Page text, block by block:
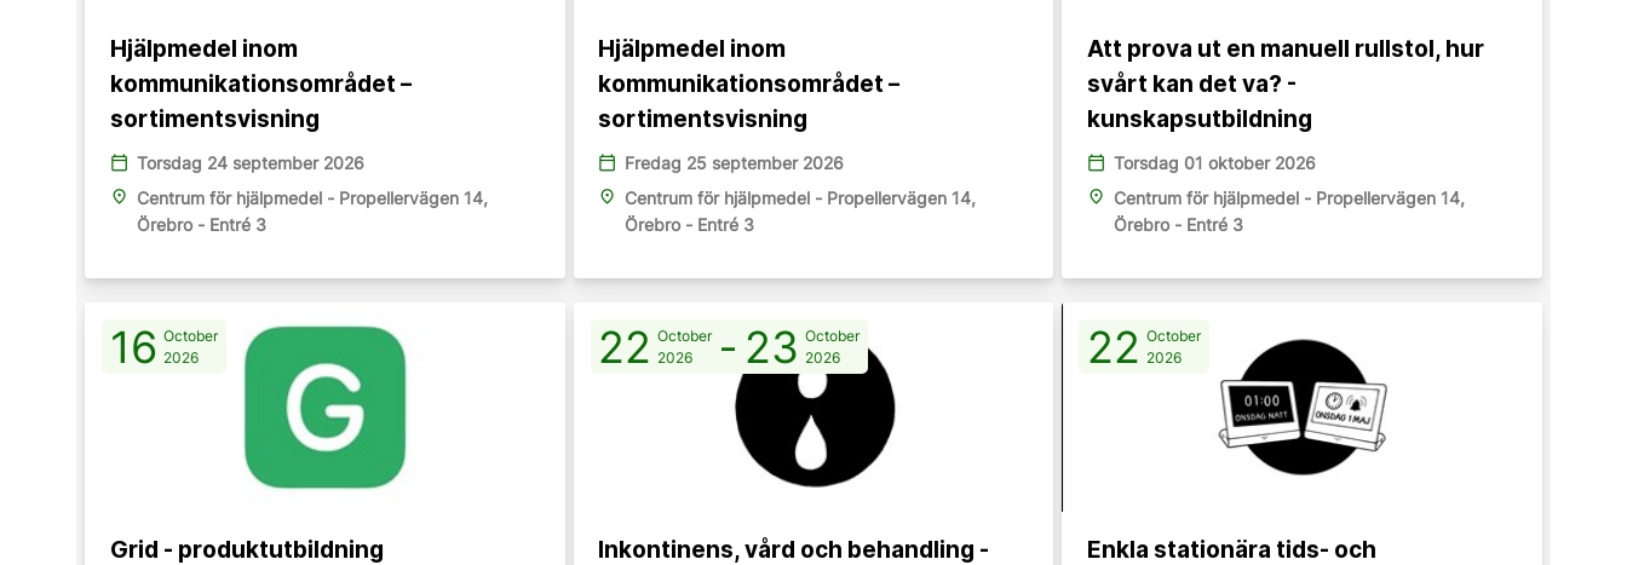
Hjälpmedel inom
kommunikationsområdet –
sortimentsvisning
calendar_today Torsdag 24 september 2026
place
Centrum för hjälpmedel - Propellervägen 14,
Örebro - Entré 3
Hjälpmedel inom
kommunikationsområdet –
sortimentsvisning
calendar_today Fredag 25 september 2026
place
Centrum för hjälpmedel - Propellervägen 14,
Örebro - Entré 3
Att prova ut en manuell rullstol, hur
svårt kan det va? -
kunskapsutbildning
calendar_today Torsdag 01 oktober 2026
place
Centrum för hjälpmedel - Propellervägen 14,
Örebro - Entré 3
16 October
2026
Grid - produktutbildning
22 October
2026
- 23 October
2026
Inkontinens, vård och behandling -
22 October
2026
Enkla stationära tids- och